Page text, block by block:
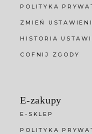
POLITYKA
ZMIEŃ
HISTORIA
COFNIJ ZGODY
E-zakupy
E-SKLEP
POLITYKA